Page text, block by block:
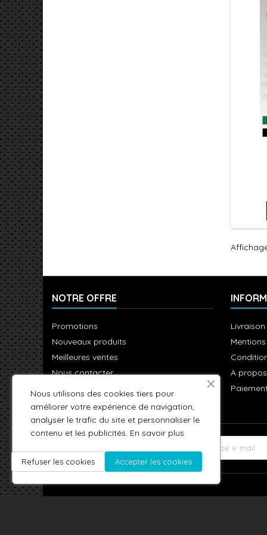
NOTRE OFFRE
Promotions
Nouveaux produits
Meilleures ventes
Nous contacter
Plan du site
Livraison
A propos
Nous utilisons des cookies tiers pour
améliorer votre expérience de navigation,
analyser le trafic du site et personnaliser le
contenu et les publicités. En savoir plus
Accepter les cookies
Refuser les cookies